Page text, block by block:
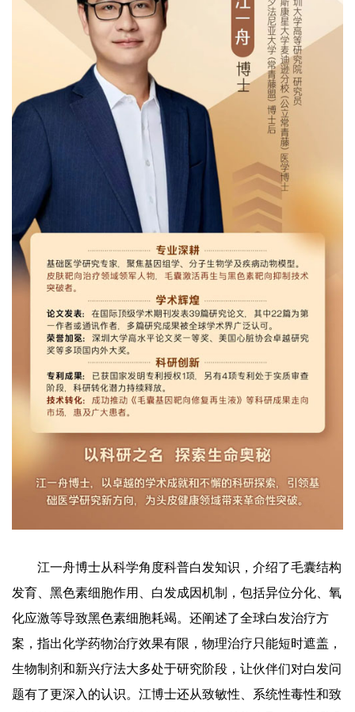
江一舟博士从科学角度科普白发知识，介绍了毛囊结构
发育、黑色素细胞作用、白发成因机制，包括异位分化、氧
化应激等导致黑色素细胞耗竭。还阐述了全球白发治疗方
案，指出化学药物治疗效果有限，物理治疗只能短时遮盖，
生物制剂和新兴疗法大多处于研究阶段，让伙伴们对白发问
题有了更深入的认识。江博士还从致敏性、系统性毒性和致